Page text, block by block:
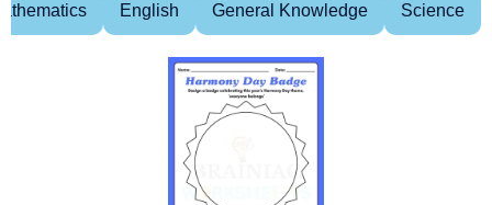
English General Knowledge Science